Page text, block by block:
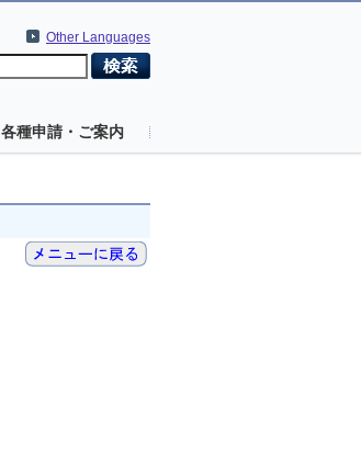
Other Languages
各種申請・ご案内